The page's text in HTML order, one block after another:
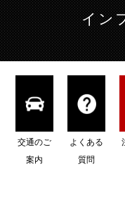
イン
交通のご
案内
よくある
質問